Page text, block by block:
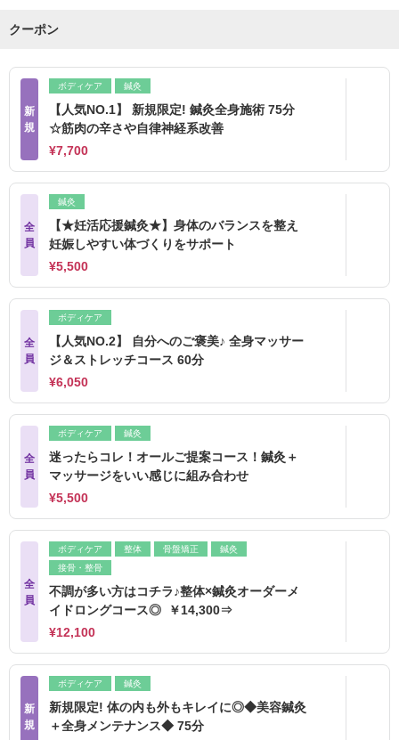
クーポン
新
規
ボディケア 鍼灸
【人気NO.1】 新規限定! 鍼灸全身施術 75分
☆筋肉の辛さや自律神経系改善
¥7,700
全
員
鍼灸
【★妊活応援鍼灸★】身体のバランスを整え
妊娠しやすい体づくりをサポート
¥5,500
全
員
ボディケア
【人気NO.2】 自分へのご褒美♪ 全身マッサー
ジ＆ストレッチコース 60分
¥6,050
全
員
ボディケア 鍼灸
迷ったらコレ！オールご提案コース！鍼灸＋
マッサージをいい感じに組み合わせ
¥5,500
全
員
ボディケア 整体 骨盤矯正
鍼灸
接骨・整骨
不調が多い方はコチラ♪整体×鍼灸オーダーメ
イドロングコース◎ ￥14,300⇒
¥12,100
新
規
ボディケア 鍼灸
新規限定! 体の内も外もキレイに◎◆美容鍼灸
＋全身メンテナンス◆ 75分